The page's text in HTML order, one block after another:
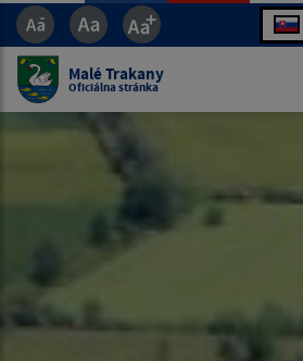
Malé Trakany
Oficiálna stránka